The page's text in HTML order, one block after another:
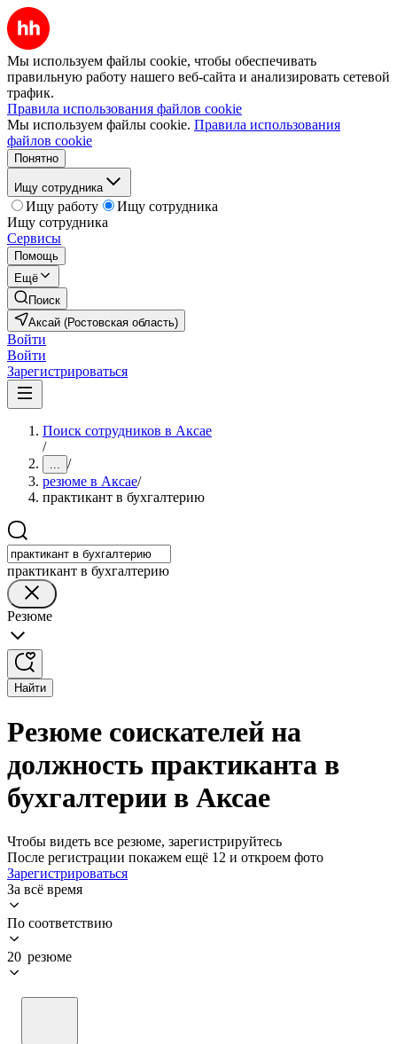
Мы используем файлы cookie, чтобы обеспечивать
правильную работу нашего веб-сайта и анализировать сетевой
трафик.
Правила использования файлов cookie
Мы используем файлы cookie. Правила использования
файлов cookie
Понятно
Ищу сотрудника
Ищу работу
Ищу сотрудника
Ищу сотрудника
Сервисы
Помощь
Ещё
Поиск
Аксай (Ростовская область)
Войти
Войти
Зарегистрироваться
Поиск сотрудников в Аксае
/
... /
резюме в Аксае/
практикант в бухгалтерию
практикант в бухгалтерию
Резюме
Найти
Резюме соискателей на
должность практиканта в
бухгалтерии в Аксае
Чтобы видеть все резюме, зарегистрируйтесь
После регистрации покажем ещё 12 и откроем фото
Зарегистрироваться
За всё время
По соответствию
20 резюме